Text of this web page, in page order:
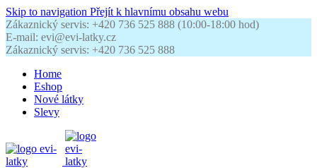
Skip to navigation Přejít k hlavnímu obsahu webu
Zákaznický servis: +420 736 525 888 (10:00-18:00 hod)
E-mail: evi@evi-latky.cz
Zákaznický servis: +420 736 525 888
Home
Eshop
Nové látky
Slevy